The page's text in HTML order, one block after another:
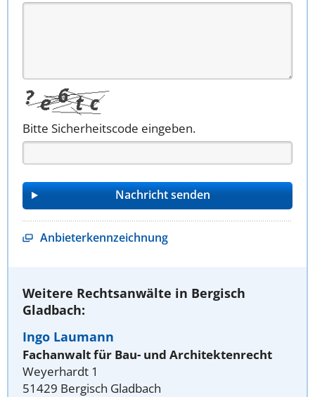
Bitte Sicherheitscode eingeben.
Anbieterkennzeichnung
Weitere Rechtsanwälte in Bergisch
Gladbach:
Ingo Laumann
Fachanwalt für Bau- und Architektenrecht
Weyerhardt 1
51429 Bergisch Gladbach